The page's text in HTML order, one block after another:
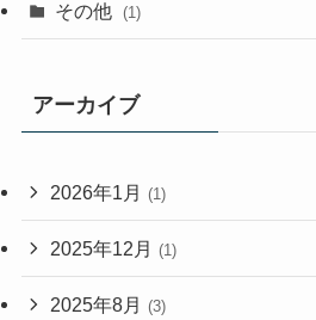
その他 (1)
アーカイブ
2026年1月 (1)
2025年12月 (1)
2025年8月 (3)